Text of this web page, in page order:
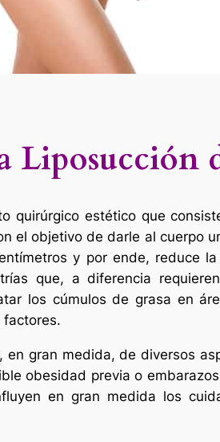
Liposucción
quirúrgico estético que
el objetivo de darle al cuerpo
y por ende, reduce
que, a diferencia
los cúmulos de grasa en
factores.
gran medida, de diversos
obesidad previa o
en gran medida los